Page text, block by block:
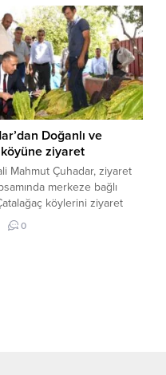
bulunan bir bankada
olarak çalışan Ayhan D.
beklediği esnada
kimliği belirsiz...
Doğanlı ve
ziyaret
Mahmut Çuhadar, ziyaret
merkeze bağlı
köylerini ziyaret
köy ziyaretlerinde Vali
Vali Yardımcısı Bedir
0